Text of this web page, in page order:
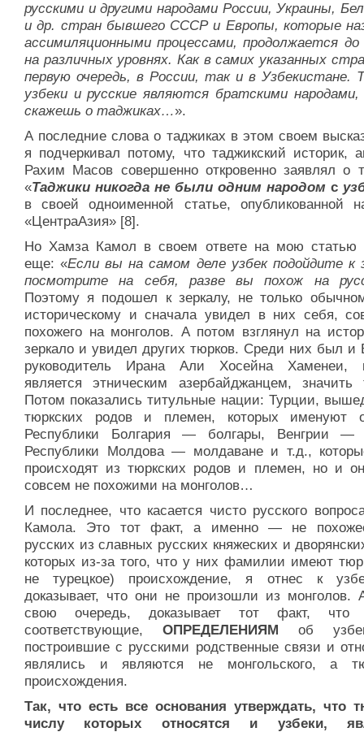
русскими и другими народами России, Украины,
и др. стран бывшего СССР и Европы, которые
ассимиляционными процессами, продолжается до
на различных уровнях. Как в самих указанных
первую очередь, в России, так и в Узбекистане.
узбеки и русские являются братскими народами,
скажешь о таджиках…».
А последние слова о таджиках в этом своем
я подчеркивал потому, что таджикский историк,
Рахим Масов совершенно откровенно заявлял о
«Таджики никогда не были одним народом с
в своей одноименной статье, опубликованной
«ЦентраАзия» [8].
Но Хамза Камол в своем ответе на мою статью
еще: «Если вы на самом деле узбек подойдите к
посмотрите на себя, разве вы похож на
Поэтому я подошел к зеркалу, не только
историческому и сначала увидел в них себя,
похожего на монголов. А потом взглянул на
зеркало и увидел других тюрков. Среди них был
руководитель Ирана Али Хосейна Хаменеи,
является этническим азербайджанцем, значить
Потом показались титульные нации: Турции,
тюркских родов и племен, которых именуют
Республики Болгария — болгары, Венгрии —
Республики Молдова — молдаване и т.д.,
происходят из тюркских родов и племен, но и
совсем не похожими на монголов…
И последнее, что касается чисто русского
Камола. Это тот факт, а именно — не
русских из славных русских княжеских и
которых из-за того, что у них фамилии имеют
не турецкое) происхождение, я отнес к
доказывает, что они не произошли из монголов.
свою очередь, доказывает тот факт, что
соответствующие, ОПРЕДЕЛЕНИЯМ об
построившие с русскими родственные связи и
являлись и являются не монгольского, а
происхождения.
Так, что есть все основания утверждать, что
числу которых относятся и узбеки,